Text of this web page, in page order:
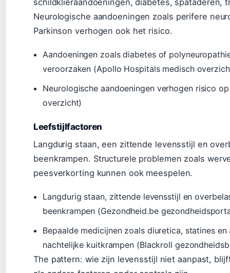
schildklieraandoeningen, diabetes, spataderen,
Neurologische aandoeningen zoals perifere
Parkinson verhogen ook het risico.
Aandoeningen zoals diabetes of
veroorzaken (Apollo Hospitals medisch
Neurologische aandoeningen verhogen risico
overzicht)
Leefstijlfactoren
Langdurig staan, een zittende levensstijl en
beenkrampen. Structurele problemen zoals
peesverkorting kunnen ook meespelen.
Langdurig staan, zittende levensstijl en
beenkrampen (Gezondheid.be
Bepaalde medicijnen zoals diuretica, statines
nachtelijke kuitkrampen (Blackroll
The pattern: wie zijn levensstijl niet aanpast,